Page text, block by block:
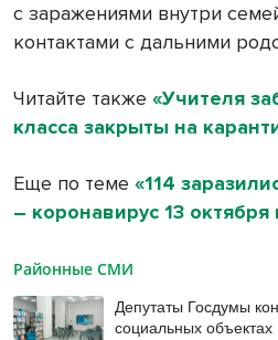
с заражениями внутри
контактами с дальними
Читайте также «Учителя
класса закрыты на
Еще по теме «114
– коронавирус 13
Районные СМИ
Депутаты Госдумы
социальных объектах